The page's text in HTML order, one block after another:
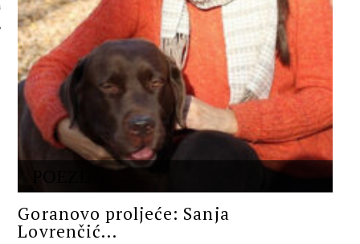
POEZIJA
Goranovo proljeće: Sanja
Lovrenčić...